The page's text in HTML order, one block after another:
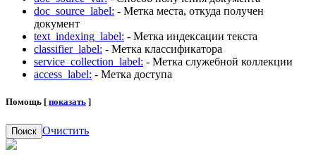
doc_source_label: - Метка места, откуда получен
документ
text_indexing_label: - Метка индексации текста
classifier_label: - Метка классификатора
service_collection_label: - Метка служебной коллекции
access_label: - Метка доступа
Помощь [ показать ]
Поиск Очистить